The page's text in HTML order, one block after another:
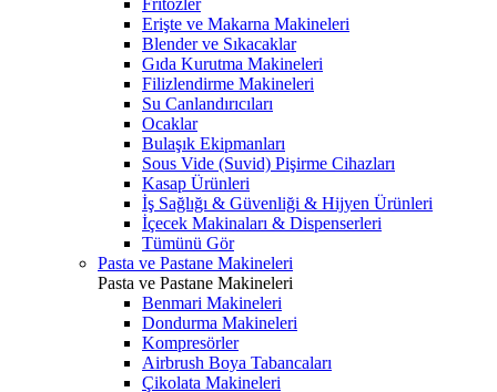
Fritözler
Erişte ve Makarna Makineleri
Blender ve Sıkacaklar
Gıda Kurutma Makineleri
Filizlendirme Makineleri
Su Canlandırıcıları
Ocaklar
Bulaşık Ekipmanları
Sous Vide (Suvid) Pişirme Cihazları
Kasap Ürünleri
İş Sağlığı & Güvenliği & Hijyen Ürünleri
İçecek Makinaları & Dispenserleri
Tümünü Gör
Pasta ve Pastane Makineleri
Pasta ve Pastane Makineleri
Benmari Makineleri
Dondurma Makineleri
Kompresörler
Airbrush Boya Tabancaları
Çikolata Makineleri